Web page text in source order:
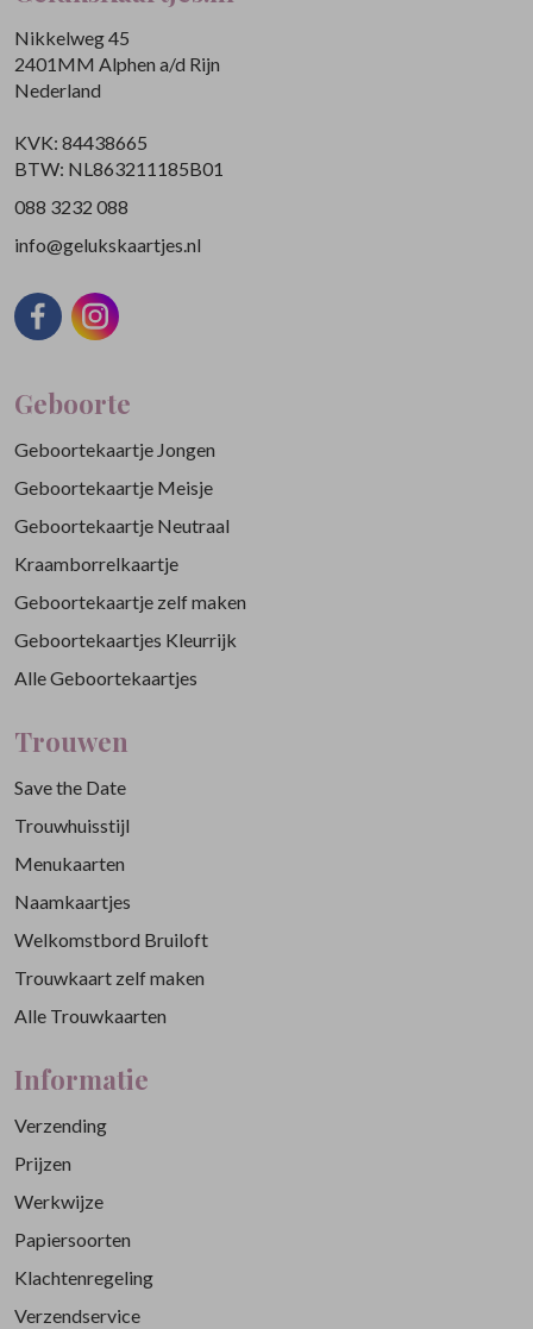
Nikkelweg 45
2401MM Alphen a/d Rijn
Nederland
KVK: 84438665
BTW: NL863211185B01
088 3232 088
info@gelukskaartjes.nl
Geboorte
Geboortekaartje Jongen
Geboortekaartje Meisje
Geboortekaartje Neutraal
Kraamborrelkaartje
Geboortekaartje zelf maken
Geboortekaartjes Kleurrijk
Alle Geboortekaartjes
Trouwen
Save the Date
Trouwhuisstijl
Menukaarten
Naamkaartjes
Welkomstbord Bruiloft
Trouwkaart zelf maken
Alle Trouwkaarten
Informatie
Verzending
Prijzen
Werkwijze
Papiersoorten
Klachtenregeling
Verzendservice